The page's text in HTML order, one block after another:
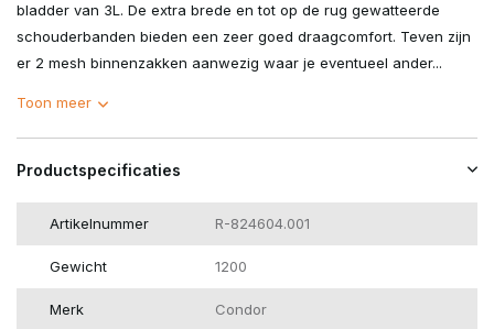
bladder van 3L. De extra brede en tot op de rug gewatteerde
schouderbanden bieden een zeer goed draagcomfort. Teven zijn
er 2 mesh binnenzakken aanwezig waar je eventueel ander...
Toon meer
Productspecificaties
Artikelnummer R-824604.001
Gewicht 1200
Merk Condor